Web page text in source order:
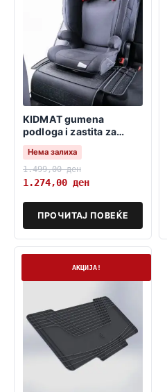
KIDMAT gumena
podloga i zastita za
detsko sediste
Нема залиха
1.499,00ден
1.274,00 ден
ПРОЧИТАЈ ПОВЕЌЕ
АКЦИЈА!